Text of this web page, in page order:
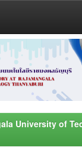
University of